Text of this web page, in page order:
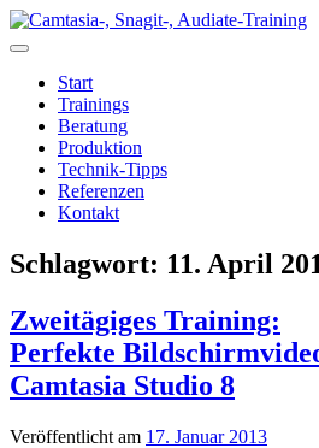
Zum
Inhalt
Start
Trainings
Beratung
Produktion
Technik-Tipps
Referenzen
Kontakt
Schlagwort: 11. April
Zweitägiges Training:
Perfekte
Camtasia Studio 8
Veröffentlicht am 17. Januar 2013